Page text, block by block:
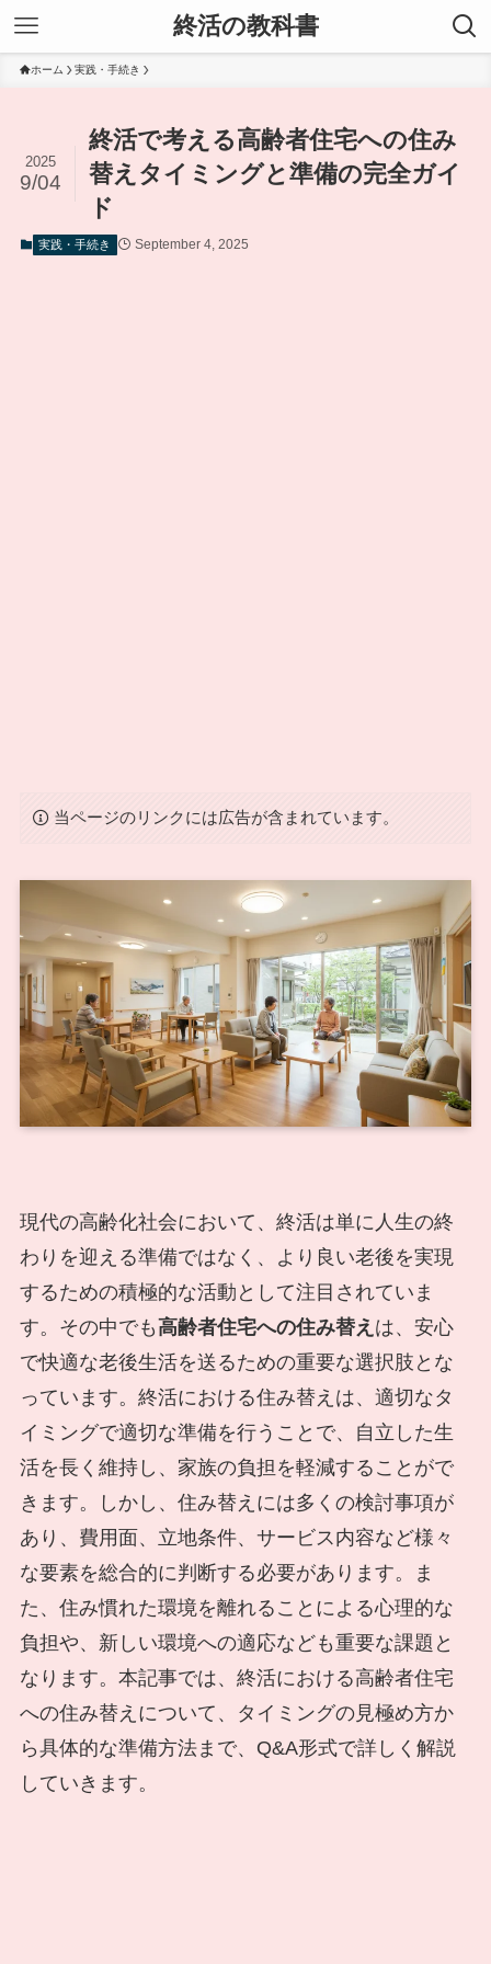
終活の教科書
ホーム 実践・手続き
終活で考える高齢者住宅への住み
替えタイミングと準備の完全ガイ
ド
2025
9/04
実践・手続き September 4, 2025
当ページのリンクには広告が含まれています。
現代の高齢化社会において、終活は単に人生の終
わりを迎える準備ではなく、より良い老後を実現
するための積極的な活動として注目されていま
す。その中でも高齢者住宅への住み替え は、安心
で快適な老後生活を送るための重要な選択肢とな
っています。終活における住み替えは、適切なタ
イミングで適切な準備を行うことで、自立した生
活を長く維持し、家族の負担を軽減することがで
きます。しかし、住み替えには多くの検討事項が
あり、費用面、立地条件、サービス内容など様々
な要素を総合的に判断する必要があります。ま
た、住み慣れた環境を離れることによる心理的な
負担や、新しい環境への適応なども重要な課題と
なります。本記事では、終活における高齢者住宅
への住み替えについて、タイミングの見極め方か
ら具体的な準備方法まで、Q&A形式で詳しく解説
していきます。